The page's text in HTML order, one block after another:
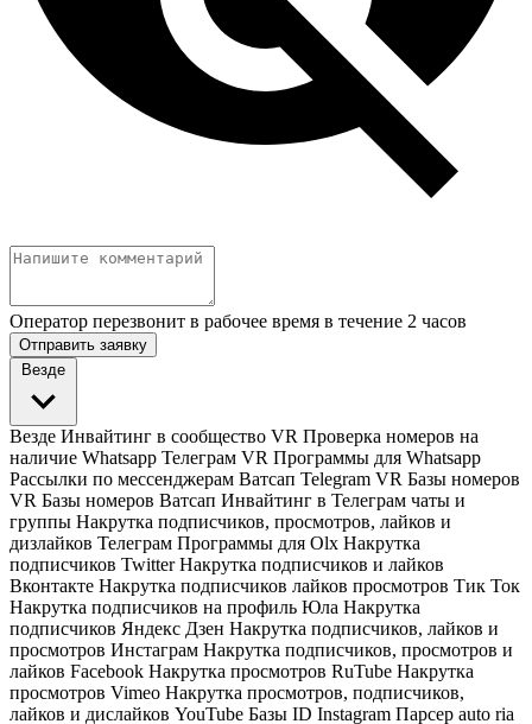
Оператор перезвонит в рабочее время в течение 2 часов
Отправить заявку
Везде
Везде Инвайтинг в сообщество VR Проверка номеров на
наличие Whatsapp Телеграм VR Программы для Whatsapp
Рассылки по мессенджерам Ватсап Telegram VR Базы номеров
VR Базы номеров Ватсап Инвайтинг в Телеграм чаты и
группы Накрутка подписчиков, просмотров, лайков и
дизлайков Телеграм Программы для Olx Накрутка
подписчиков Twitter Накрутка подписчиков и лайков
Вконтакте Накрутка подписчиков лайков просмотров Тик Ток
Накрутка подписчиков на профиль Юла Накрутка
подписчиков Яндекс Дзен Накрутка подписчиков, лайков и
просмотров Инстаграм Накрутка подписчиков, просмотров и
лайков Facebook Накрутка просмотров RuTube Накрутка
просмотров Vimeo Накрутка просмотров, подписчиков,
лайков и дислайков YouTube Базы ID Instagram Парсер auto ria